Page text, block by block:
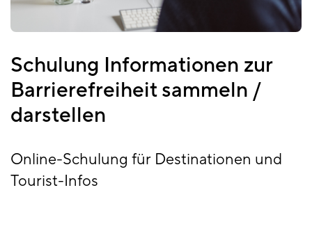
Schulung Informationen zur
Barrierefreiheit sammeln /
darstellen
Online-Schulung für Destinationen und
Tourist-Infos